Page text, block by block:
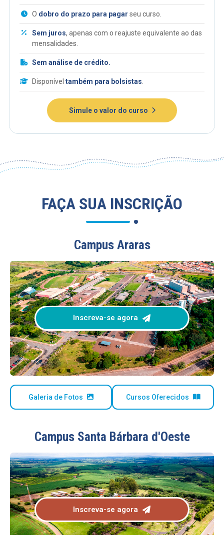
O dobro do prazo para pagar seu curso.
Sem juros, apenas com o reajuste equivalente ao das
mensalidades.
Sem análise de crédito.
Disponível também para bolsistas
Simule o valor do curso
FAÇA SUA INSCRIÇÃO
Campus Araras
Inscreva-se agora
Galeria de Fotos Cursos Oferecidos
Campus Santa Bárbara d'Oeste
Inscreva-se agora